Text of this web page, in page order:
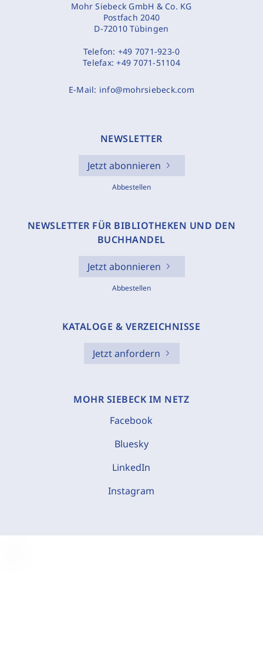
Mohr Siebeck GmbH & Co. KG
Postfach 2040
D-72010 Tübingen
Telefon: +49 7071-923-0
Telefax:+49 7071-51104
E-Mail: info@mohrsiebeck.com
NEWSLETTER
Jetzt abonnieren
Abbestellen
NEWSLETTER FÜR BIBLIOTHEKEN UND DEN
BUCHHANDEL
Jetzt abonnieren
Abbestellen
KATALOGE & VERZEICHNISSE
Jetzt anfordern
MOHR SIEBECK IM NETZ
Facebook
Bluesky
LinkedIn
Instagram